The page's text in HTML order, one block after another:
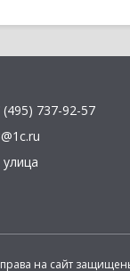
(495) 737-92-57
улица
на сайт